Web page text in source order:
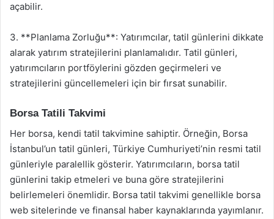
açabilir.
3. **Planlama Zorluğu**: Yatırımcılar, tatil günlerini dikkate
alarak yatırım stratejilerini planlamalıdır. Tatil günleri,
yatırımcıların portföylerini gözden geçirmeleri ve
stratejilerini güncellemeleri için bir fırsat sunabilir.
Borsa Tatili Takvimi
Her borsa, kendi tatil takvimine sahiptir. Örneğin, Borsa
İstanbul’un tatil günleri, Türkiye Cumhuriyeti’nin resmi tatil
günleriyle paralellik gösterir. Yatırımcıların, borsa tatil
günlerini takip etmeleri ve buna göre stratejilerini
belirlemeleri önemlidir. Borsa tatil takvimi genellikle borsa
web sitelerinde ve finansal haber kaynaklarında yayımlanır.